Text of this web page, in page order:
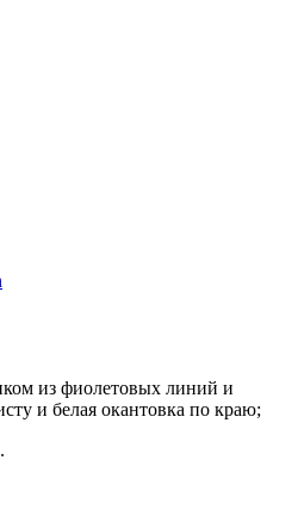
из фиолетовых линий и
и белая окантовка по краю;